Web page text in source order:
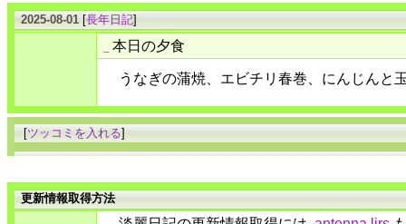
2025-08-01 [長年日記]
本日の夕食
うなぎの蒲焼、エビチリ春巻、にんじんと
[ツッコミを入れる]
更新情報取得方法